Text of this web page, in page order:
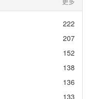
222
207
152
138
136
133